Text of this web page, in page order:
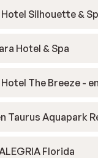
Hotel Silhouette &
Hotel & Spa
Hotel The Breeze -
Taurus Aquapark
Florida